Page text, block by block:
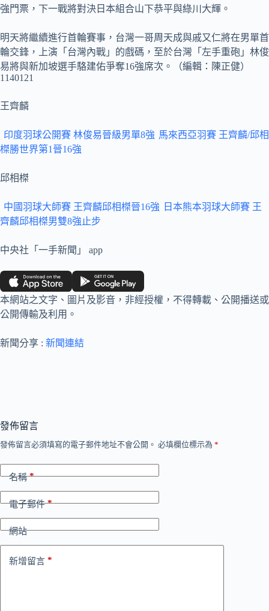
強門票，下一戰將對決日本組合山下恭平與綠川大輝。
明天將繼續進行首輪賽事，台灣一哥周天成與戚又仁將在男單首
輪交鋒，上演「台灣內戰」的戲碼，至於台灣「左手重砲」林俊
易將與新加坡選手駱建佑爭奪16強席次。（編輯：陳正健）
1140121
王齊麟
印度羽球公開賽 林俊易晉級男單8強 馬來西亞羽賽 王齊麟/邱相
榤勝世界第1晉16強
邱相榤
中國羽球大師賽 王齊麟邱相榤晉16強
日本熊本羽球大師賽 王
齊麟邱相榤男雙8強止步
中央社「一手新聞」 app
本網站之文字、圖片及影音，非經授權，不得轉載、公開播送或
公開傳輸及利用。
新聞分享 : 新聞連結
發佈留言
發佈留言必須填寫的電子郵件地址不會公開。 必填欄位標示為 *
名稱*
電子郵件*
網站
新增留言 *